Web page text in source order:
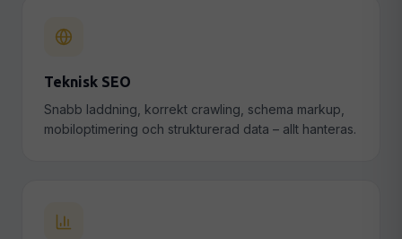
Teknisk SEO
Snabb laddning, korrekt crawling, schema markup,
mobiloptimering och strukturerad data – allt hanteras.